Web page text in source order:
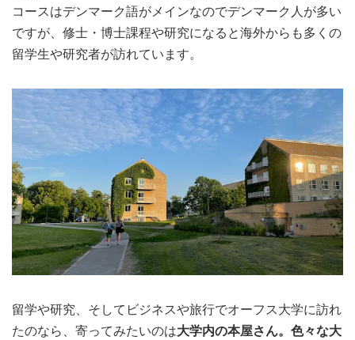
EVERYDAY– 日常ブログ
ABOUT US- サイトについて
コースはデンマーク語がメインなのでデンマーク人が多い
ですが、修士・博士課程や研究になると海外からも多くの
留学生や研究者が訪れています。
留学や研究、そしてビジネスや旅行でオーフス大学に訪れ
たのなら、寄ってみたいのは大学内の本屋さん。色々な大